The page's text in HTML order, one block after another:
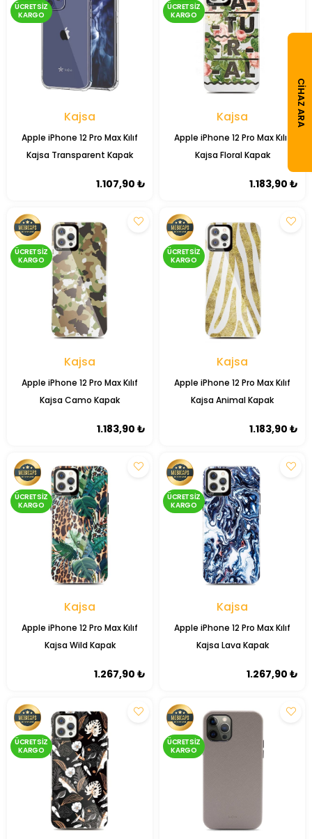
Kajsa
Apple iPhone 12 Pro Max Kılıf
Kajsa Transparent Kapak
ÜCRETSIZ
KARGO
1.107,90 ₺
Kajsa
Apple iPhone 12 Pro Max Kılıf
Kajsa Floral Kapak
ÜCRETSIZ
KARGO
1.183,90 ₺
Kajsa
Apple iPhone 12 Pro Max Kılıf
Kajsa Camo Kapak
ÜCRETSIZ
KARGO
1.183,90 ₺
Kajsa
Apple iPhone 12 Pro Max Kılıf
Kajsa Animal Kapak
ÜCRETSIZ
KARGO
1.183,90 ₺
Kajsa
Apple iPhone 12 Pro Max Kılıf
Kajsa Wild Kapak
ÜCRETSIZ
KARGO
1.267,90 ₺
Kajsa
Apple iPhone 12 Pro Max Kılıf
Kajsa Lava Kapak
ÜCRETSIZ
KARGO
1.267,90 ₺
ÜCRETSIZ
KARGO
ÜCRETSIZ
KARGO
CIHAZ ARA